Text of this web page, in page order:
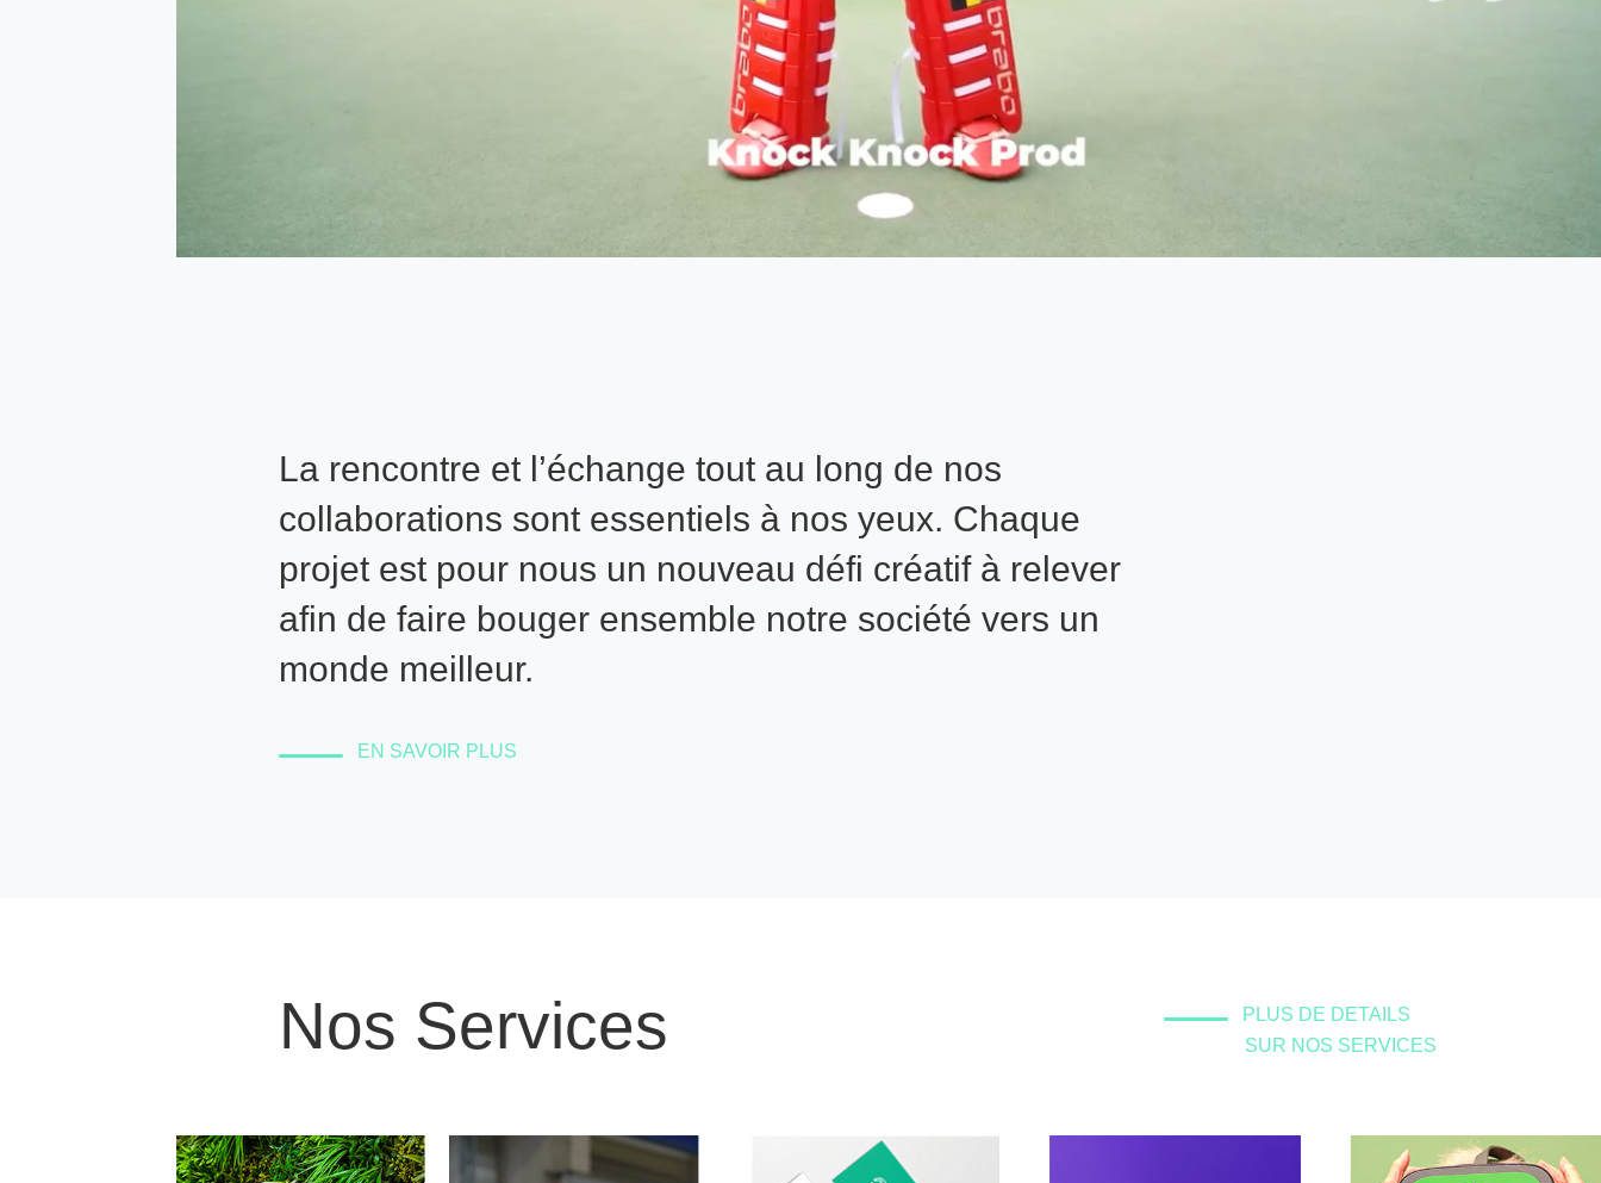
La rencontre et l’échange tout au long de nos
collaborations sont essentiels à nos yeux. Chaque
projet est pour nous un nouveau défi créatif à relever
afin de faire bouger ensemble notre société vers un
monde meilleur.
EN SAVOIR PLUS
Nos Services
PLUS DE DETAILS
SUR NOS SERVICES